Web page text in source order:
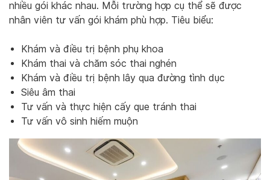
nhiều gói khác nhau. Mỗi trường hợp cụ thể sẽ được
nhân viên tư vấn gói khám phù hợp. Tiêu biểu:
Khám và điều trị bệnh phụ khoa
Khám thai và chăm sóc thai nghén
Khám và điều trị bệnh lây qua đường tình dục
Siêu âm thai
Tư vấn và thực hiện cấy que tránh thai
Tư vấn vô sinh hiếm muộn